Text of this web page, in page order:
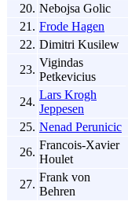
20. Nebojsa Golic
21. Frode Hagen
22. Dimitri Kusilew
23.
Vigindas
Petkevicius
24.
Lars Krogh
Jeppesen
25. Nenad Perunicic
26.
Francois-Xavier
Houlet
27.
Frank von
Behren